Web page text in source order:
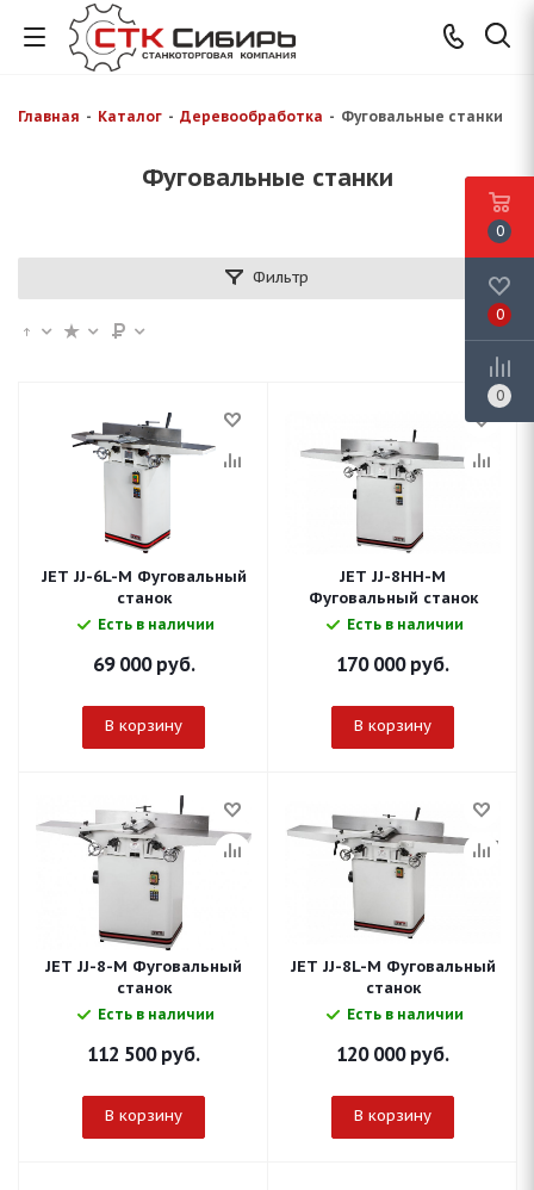
Главная - Каталог - Деревообработка - Фуговальные станки
Фуговальные станки
Фильтр
JET JJ-6L-M Фуговальный
станок
Есть в наличии
69 000руб.
В корзину
JET JJ-8HH-M
Фуговальный станок
Есть в наличии
170 000руб.
В корзину
JET JJ-8-M Фуговальный
станок
Есть в наличии
112 500руб.
В корзину
JET JJ-8L-M Фуговальный
станок
Есть в наличии
120 000руб.
В корзину
0
0
0